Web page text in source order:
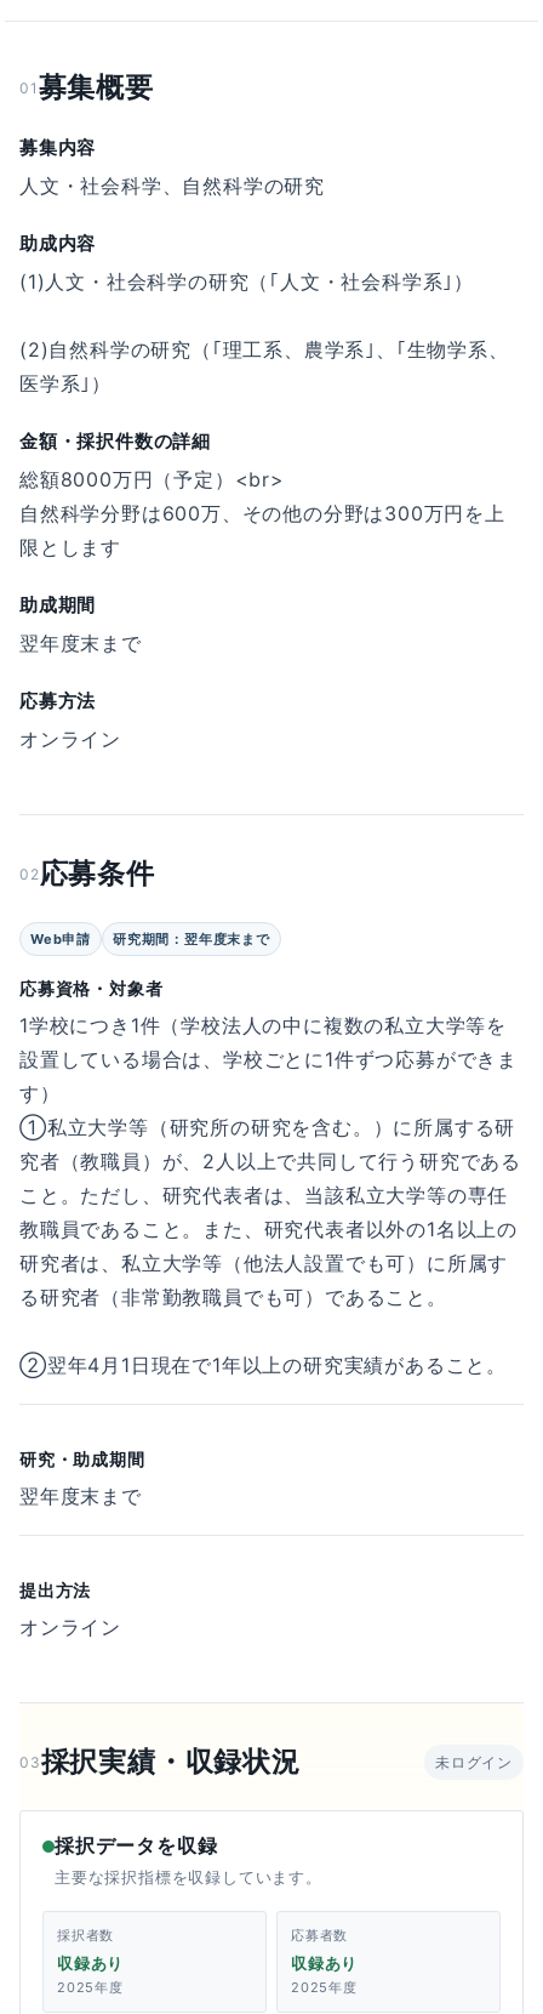
01 募集概要
募集内容
人文・社会科学、自然科学の研究
助成内容
(1)人文・社会科学の研究（｢人文・社会科学系｣）
(2)自然科学の研究（｢理工系、農学系｣、｢生物学系、
医学系｣）
金額・採択件数の詳細
総額8000万円（予定）<br>
自然科学分野は600万、その他の分野は300万円を上
限とします
助成期間
翌年度末まで
応募方法
オンライン
02 応募条件
Web申請 研究期間：翌年度末まで
応募資格・対象者
1学校につき1件（学校法人の中に複数の私立大学等を
設置している場合は、学校ごとに1件ずつ応募ができま
す）
①私立大学等（研究所の研究を含む。）に所属する研
究者（教職員）が、2人以上で共同して行う研究である
こと。ただし、研究代表者は、当該私立大学等の専任
教職員であること。また、研究代表者以外の1名以上の
研究者は、私立大学等（他法人設置でも可）に所属す
る研究者（非常勤教職員でも可）であること。
②翌年4月1日現在で1年以上の研究実績があること。
研究・助成期間
翌年度末まで
提出方法
オンライン
03採択実績・収録状況 未ログイン
採択データを収録
主要な採択指標を収録しています。
採択者数
収録あり
2025年度
応募者数
収録あり
2025年度